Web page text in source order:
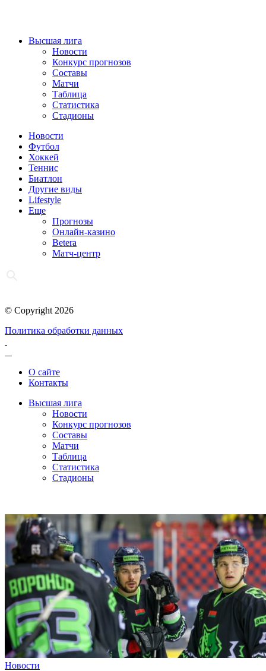
Высшая лига
Новости
Конкурс прогнозов
Составы
Матчи
Таблица
Статистика
Стадионы
Новости
Футбол
Хоккей
Теннис
Биатлон
Другие виды
Lifestyle
Еще
Прогнозы
Онлайн-казино
Betera
Матч-центр
© Copyright 2026
Политика обработки данных
О сайте
Контакты
Высшая лига
Новости
Конкурс прогнозов
Составы
Матчи
Таблица
Статистика
Стадионы
Новости